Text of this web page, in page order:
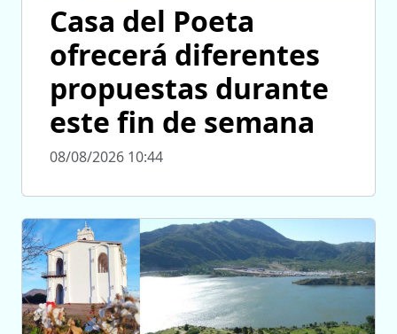
Casa del Poeta
ofrecerá diferentes
propuestas durante
este fin de semana
08/08/2026 10:44